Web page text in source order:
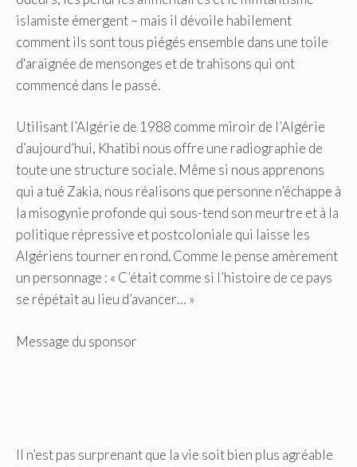
islamiste émergent – ​​mais il dévoile habilement
comment ils sont tous piégés ensemble dans une toile
d'araignée de mensonges et de trahisons qui ont
commencé dans le passé.
Utilisant l’Algérie de 1988 comme miroir de l’Algérie
d’aujourd’hui, Khatibi nous offre une radiographie de
toute une structure sociale. Même si nous apprenons
qui a tué Zakia, nous réalisons que personne n’échappe à
la misogynie profonde qui sous-tend son meurtre et à la
politique répressive et postcoloniale qui laisse les
Algériens tourner en rond. Comme le pense amèrement
un personnage : « C’était comme si l’histoire de ce pays
se répétait au lieu d’avancer… »
Message du sponsor
Il n’est pas surprenant que la vie soit bien plus agréable